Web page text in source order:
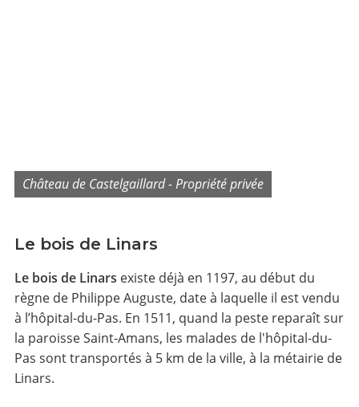
Château de Castelgaillard - Propriété privée
Le bois de Linars
Le bois de Linars existe déjà en 1197, au début du
règne de Philippe Auguste, date à laquelle il est vendu
à l’hôpital-du-Pas. En 1511, quand la peste reparaît sur
la paroisse Saint-Amans, les malades de l'hôpital-du-
Pas sont transportés à 5 km de la ville, à la métairie de
Linars.